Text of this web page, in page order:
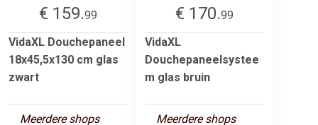
€ 159.99
VidaXL Douchepaneel
18x45,5x130 cm glas
zwart
Meerdere shops
€ 170.99
VidaXL
Douchepaneelsystee
m glas bruin
Meerdere shops